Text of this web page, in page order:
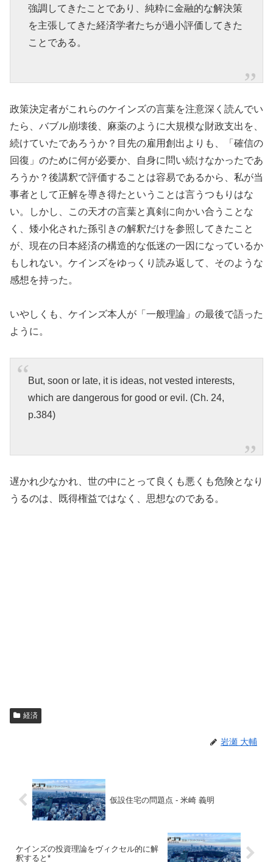
強調してきたことであり、純粋に金融的な解決策
を主張してきた経済学者たちが過小評価してきた
ことである。
政策決定者がこれらのケインズの言葉を注意深く読んでい
たら、バブル崩壊後、麻薬のように大規模な財政支出を、
続けていたであろうか？目先の雇用創出よりも、「確信の
回復」のために何が必要か、自身に問い続けなかったであ
ろうか？後講釈で評価することは容易であるから、私が当
事者として正解を導き得たということは言うつもりはな
い。しかし、この天才の言葉と真剣に向かい合うことな
く、矮小化された孫引きの解釈だけを参照してきたこと
が、現在の日本経済の構造的な低迷の一因になっているか
もしれない。ケインズをゆっくり読み返して、そのような
感想を持った。
いやしくも、ケインズ本人が「一般理論」の最後で語った
ように。
But, soon or late, it is ideas, not vested interests,
which are dangerous for good or evil. (Ch. 24,
p.384)
遅かれ少なかれ、世の中にとって良くも悪くも危険となり
うるのは、既得権益ではなく、思想なのである。
経済
岩瀬 大輔
仮設住宅の問題点 - 米崎 義明
ケインズの投資理論をヴィクセル的に解
釈すると*